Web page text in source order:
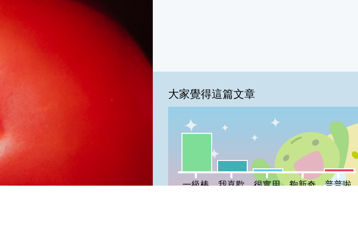
大家覺得這篇文章
我喜歡:20%
很實用:5%夠新奇:0%普普啦:5%
一級棒
我喜歡 很實用 夠新奇 普普啦